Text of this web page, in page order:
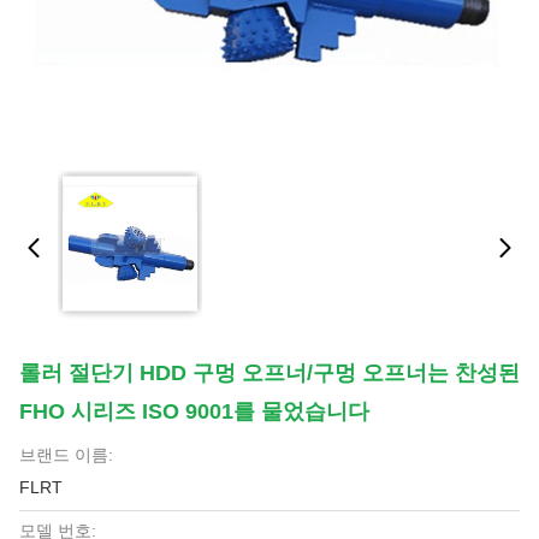
롤러 절단기 HDD 구멍 오프너/구멍 오프너는 찬성된
FHO 시리즈 ISO 9001를 물었습니다
브랜드 이름:
FLRT
모델 번호: